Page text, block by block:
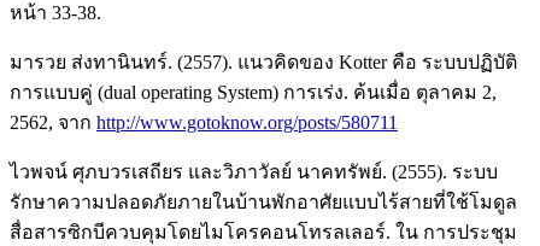
หน้า 33-38.
มารวย ส่งทานินทร์. (2557). แนวคิดของ Kotter คือ ระบบปฏิบัติ
การแบบคู่ (dual operating System) การเร่ง. ค้นเมื่อ ตุลาคม 2,
2562, จาก http://www.gotoknow.org/posts/580711
ไวพจน์ ศุภบวรเสถียร และวิภาวัลย์ นาคทรัพย์. (2555). ระบบ
รักษาความปลอดภัยภายในบ้านพักอาศัยแบบไร้สายที่ใช้โมดูล
สื่อสารซิกบีควบคุมโดยไมโครคอนโทรลเลอร์. ใน การประชุม